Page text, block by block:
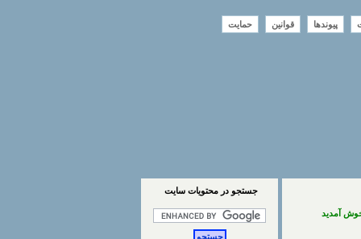
پیوندها قوانین حمایت
آمدید
جستجو در محتويات سايت